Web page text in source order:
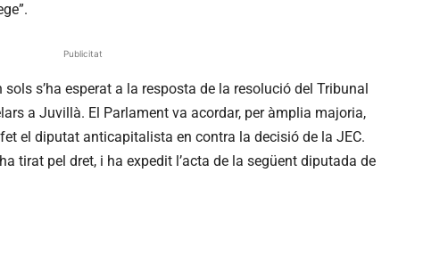
Publicitat
s’ha esperat a la resposta de la resolució del Tribunal
a Juvillà. El Parlament va acordar, per àmplia majoria,
el diputat anticapitalista en contra la decisió de la JEC.
tirat pel dret, i ha expedit l’acta de la següent diputada de